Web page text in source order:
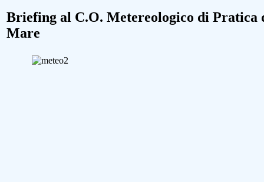
Briefing al C.O. Metereologico di Pratica
Mare